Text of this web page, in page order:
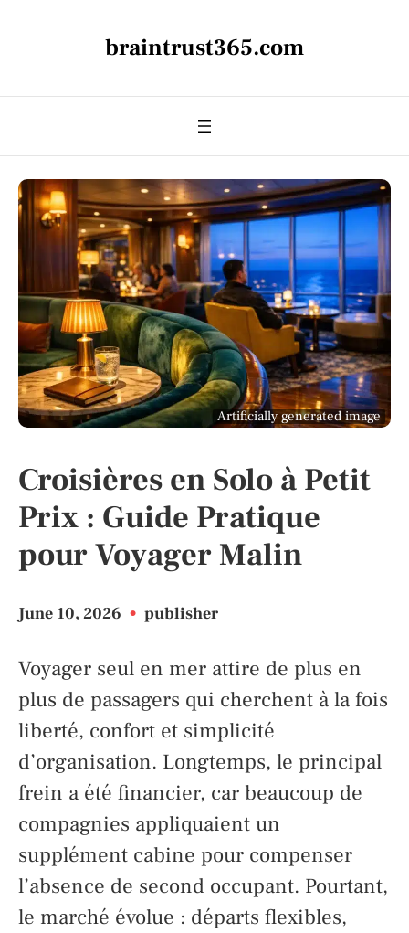
braintrust365.com
Artificially generated image
Croisières en Solo à Petit
Prix : Guide Pratique
pour Voyager Malin
June 10, 2026 • publisher
Voyager seul en mer attire de plus en
plus de passagers qui cherchent à la fois
liberté, confort et simplicité
d’organisation. Longtemps, le principal
frein a été financier, car beaucoup de
compagnies appliquaient un
supplément cabine pour compenser
l’absence de second occupant. Pourtant,
le marché évolue : départs flexibles,